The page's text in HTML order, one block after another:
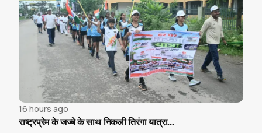
16 hours ago
राष्ट्रप्रेम के जज्बे के साथ निकली तिरंगा यात्रा...